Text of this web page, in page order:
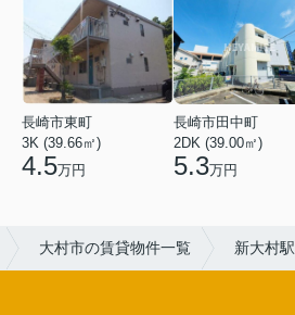
長崎市東町
3K (39.66㎡)
4.5万円
長崎市田中町
2DK (39.00㎡)
5.3万円
大村市の賃貸物件一覧 新大村駅